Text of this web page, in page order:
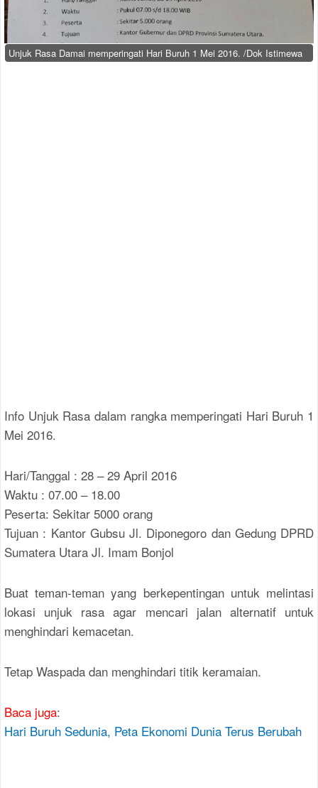
Unjuk Rasa Damai memperingati Hari Buruh 1 Mei 2016. /Dok Istimewa
Info Unjuk Rasa dalam rangka memperingati Hari Buruh 1
Mei 2016.
Hari/Tanggal : 28 – 29 April 2016
Waktu : 07.00 – 18.00
Peserta: Sekitar 5000 orang
Tujuan : Kantor Gubsu Jl. Diponegoro dan Gedung DPRD
Sumatera Utara Jl. Imam Bonjol
Buat teman-teman yang berkepentingan untuk melintasi
lokasi unjuk rasa agar mencari jalan alternatif untuk
menghindari kemacetan.
Tetap Waspada dan menghindari titik keramaian.
Baca juga:
Hari Buruh Sedunia, Peta Ekonomi Dunia Terus Berubah